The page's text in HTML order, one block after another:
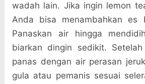
wadah lain. Jika ingin lemon
Anda bisa menambahkan es
Panaskan air hingga
biarkan dingin sedikit.
panas dengan air perasan
gula atau pemanis sesuai